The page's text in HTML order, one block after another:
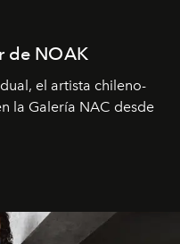
de NOAK
el artista chileno-
la Galería NAC desde